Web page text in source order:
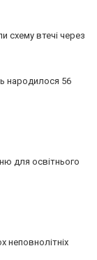
схему втечі через
народилося 56
для освітнього
неповнолітніх